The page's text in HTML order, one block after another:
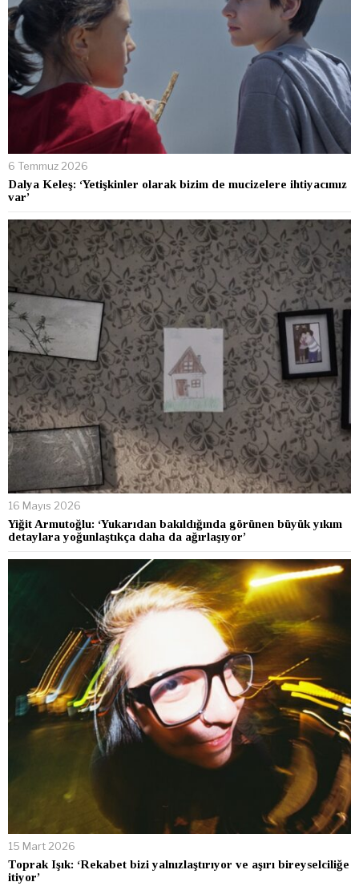
6 Temmuz 2026
Dalya Keleş: ‘Yetişkinler olarak bizim de mucizelere ihtiyacımız
var’
16 Mayıs 2026
Yiğit Armutoğlu: ‘Yukarıdan bakıldığında görünen büyük yıkım
detaylara yoğunlaştıkça daha da ağırlaşıyor’
15 Mart 2026
Toprak Işık: ‘Rekabet bizi yalnızlaştırıyor ve aşırı bireyselciliğe
itiyor’